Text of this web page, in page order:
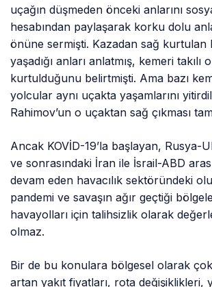
uçağın düşmeden önceki anlarını
hesabından paylaşarak korku dolu
önüne sermişti. Kazadan sağ kurtulan
yaşadığı anları anlatmış, kemeri takılı
kurtulduğunu belirtmişti. Ama bazı
yolcular aynı uçakta yaşamlarını
Rahimov’un o uçaktan sağ çıkması
Ancak KOVİD-19’la başlayan, Rusya-
ve sonrasındaki İran ile İsrail-ABD
devam eden havacılık sektöründeki
pandemi ve savaşın ağır geçtiği
havayolları için talihsizlik olarak
olmaz.
Bir de bu konulara bölgesel olarak
artan yakıt fiyatları, rota değişiklikleri,